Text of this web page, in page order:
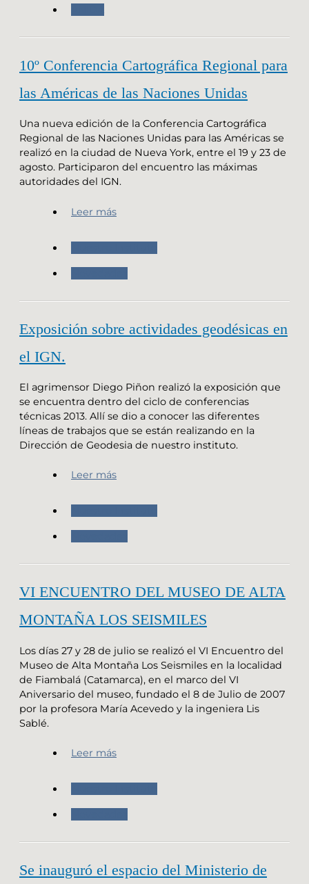
10º Conferencia Cartográfica Regional para
las Américas de las Naciones Unidas
Una nueva edición de la Conferencia Cartográfica
Regional de las Naciones Unidas para las Américas se
realizó en la ciudad de Nueva York, entre el 19 y 23 de
agosto. Participaron del encuentro las máximas
autoridades del IGN.
Leer más
Exposición sobre actividades geodésicas en
el IGN.
El agrimensor Diego Piñon realizó la exposición que
se encuentra dentro del ciclo de conferencias
técnicas 2013. Allí se dio a conocer las diferentes
líneas de trabajos que se están realizando en la
Dirección de Geodesia de nuestro instituto.
Leer más
VI ENCUENTRO DEL MUSEO DE ALTA
MONTAÑA LOS SEISMILES
Los días 27 y 28 de julio se realizó el VI Encuentro del
Museo de Alta Montaña Los Seismiles en la localidad
de Fiambalá (Catamarca), en el marco del VI
Aniversario del museo, fundado el 8 de Julio de 2007
por la profesora María Acevedo y la ingeniera Lis
Sablé.
Leer más
Se inauguró el espacio del Ministerio de